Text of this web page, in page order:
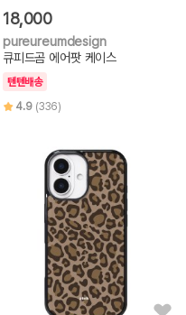
18,000
pureureumdesign
큐피드곰 에어팟 케이스
텐텐배송
4.9 (336)